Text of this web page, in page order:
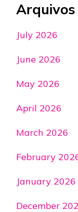
Arquivos
July 2026
June 2026
May 2026
April 2026
March 2026
February
January 2026
December